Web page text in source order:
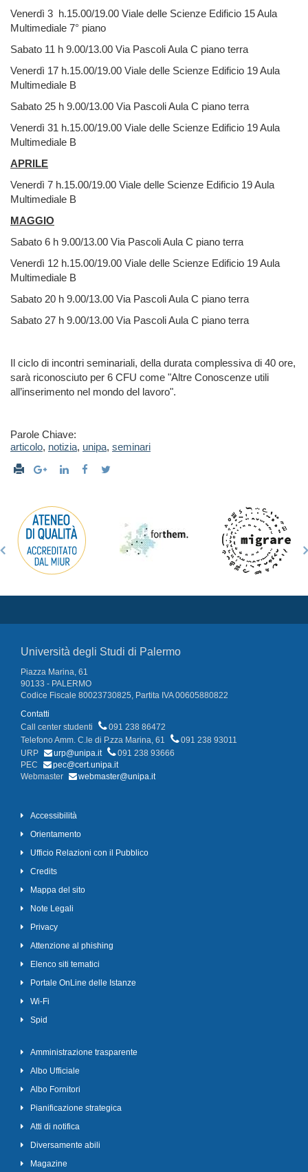
Venerdì 3 h.15.00/19.00 Viale delle Scienze Edificio 15 Aula
Multimediale 7° piano
Sabato 11 h 9.00/13.00 Via Pascoli Aula C piano terra
Venerdì 17 h.15.00/19.00 Viale delle Scienze Edificio 19 Aula
Multimediale B
Sabato 25 h 9.00/13.00 Via Pascoli Aula C piano terra
Venerdì 31 h.15.00/19.00 Viale delle Scienze Edificio 19 Aula
Multimediale B
APRILE
Venerdì 7 h.15.00/19.00 Viale delle Scienze Edificio 19 Aula
Multimediale B
MAGGIO
Sabato 6 h 9.00/13.00 Via Pascoli Aula C piano terra
Venerdì 12 h.15.00/19.00 Viale delle Scienze Edificio 19 Aula
Multimediale B
Sabato 20 h 9.00/13.00 Via Pascoli Aula C piano terra
Sabato 27 h 9.00/13.00 Via Pascoli Aula C piano terra
Il ciclo di incontri seminariali, della durata complessiva di 40 ore,
sarà riconosciuto per 6 CFU come "Altre Conoscenze utili
all’inserimento nel mondo del lavoro".
Parole Chiave:
articolo, notizia, unipa, seminari
Università degli Studi di Palermo
Piazza Marina, 61
90133 - PALERMO
Codice Fiscale 80023730825, Partita IVA 00605880822
Contatti
Call center studenti
091 238 86472
Telefono Amm. C.le di P.zza Marina, 61
091 238 93011
URP
urp@unipa.it
091 238 93666
PEC
pec@cert.unipa.it
Webmaster
webmaster@unipa.it
Accessibilità
Orientamento
Ufficio Relazioni con il Pubblico
Credits
Mappa del sito
Note Legali
Privacy
Attenzione al phishing
Elenco siti tematici
Portale OnLine delle Istanze
Wi-Fi
Spid
Amministrazione trasparente
Albo Ufficiale
Albo Fornitori
Pianificazione strategica
Atti di notifica
Diversamente abili
Magazine